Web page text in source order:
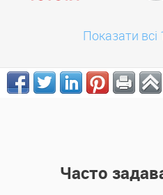
Показати
Часто